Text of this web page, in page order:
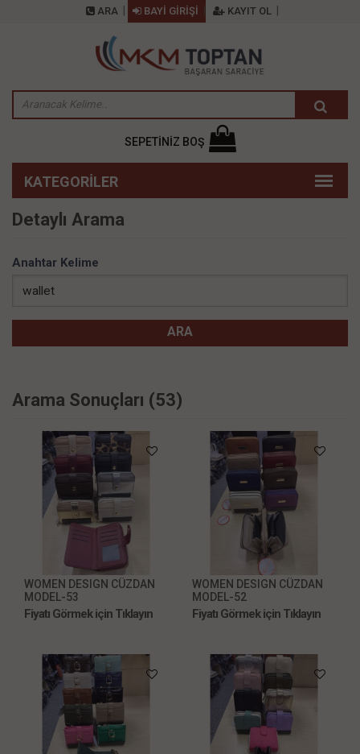
ARA BAYİ GİRİŞİ KAYIT OL
SEPETİNİZ BOŞ
Detaylı Arama
Anahtar Kelime
Arama Sonuçları (53)
WOMEN DESIGN CÜZDAN
MODEL-53
Fiyatı Görmek için Tıklayın
WOMEN DESIGN CÜZDAN
MODEL-52
Fiyatı Görmek için Tıklayın